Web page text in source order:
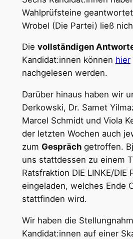
Wahlprüfsteine
Wrobel (Die Partei) ließ
Die vollständigen
Kandidat:innen können hier
nachgelesen werden.
Darüber hinaus haben wir
Derkowski, Dr. Samet
Marcel Schmidt und Viola
der letzten Wochen auch
zum Gesprächgetroffen.
uns stattdessen zu einem
Ratsfraktion DIE LINKE/DIE
eingeladen, welches Ende
stattfinden wird.
Wir haben die
Kandidat:innen auf einer